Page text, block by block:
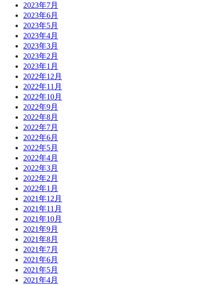
2023年7月
2023年6月
2023年5月
2023年4月
2023年3月
2023年2月
2023年1月
2022年12月
2022年11月
2022年10月
2022年9月
2022年8月
2022年7月
2022年6月
2022年5月
2022年4月
2022年3月
2022年2月
2022年1月
2021年12月
2021年11月
2021年10月
2021年9月
2021年8月
2021年7月
2021年6月
2021年5月
2021年4月